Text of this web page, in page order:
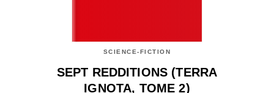
SCIENCE-FICTION
SEPT REDDITIONS (TERRA
IGNOTA, TOME 2)